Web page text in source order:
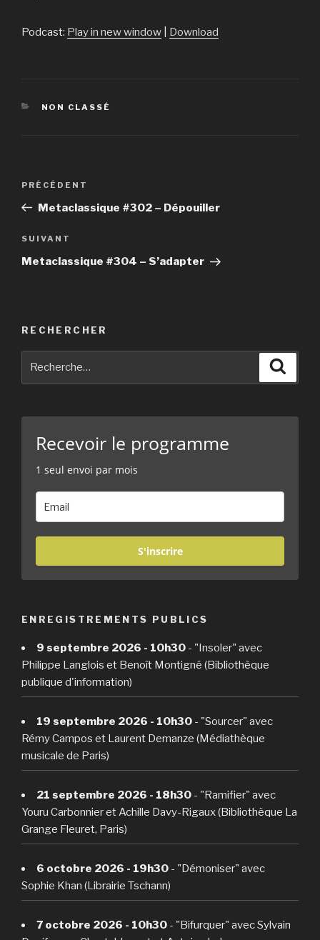
Podcast: Play in new window Download
CATÉGORIES
NON CLASSÉ
Navigation
Article
précédent
PRÉCÉDENT
Metaclassique #302 – Dépouiller
Article
suivant
SUIVANT
Metaclassique #304 – S’adapter
RECHERCHER
Recevoir le programme
1 seul envoi par mois
S'inscrire
ENREGISTREMENTS PUBLICS
9 septembre 2026 - 10h30 - "Insoler" avec
Philippe Langlois et Benoît Montigné (Bibliothèque
publique d'information)
19 septembre 2026 - 10h30 - "Sourcer" avec
Rémy Campos et Laurent Demanze (Médiathèque
musicale de Paris)
21 septembre 2026 - 18h30 - "Ramifier" avec
Youru Carbonnier et Achille Davy-Rigaux (Bibliothèque La
Grange Fleuret, Paris)
6 octobre 2026 - 19h30 - "Démoniser" avec
Sophie Khan (Librairie Tschann)
7 octobre 2026 - 10h30 - "Bifurquer" avec Sylvain